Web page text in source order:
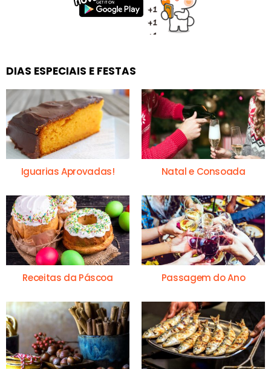
DIAS ESPECIAIS E FESTAS
Iguarias Aprovadas! Natal e Consoada
Receitas da Páscoa Passagem do Ano